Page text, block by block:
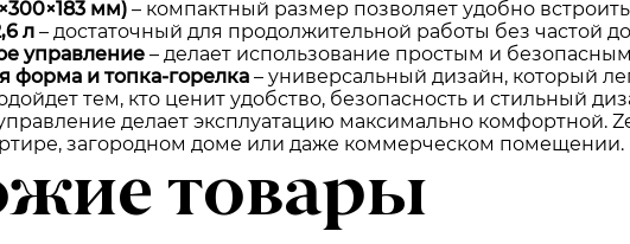
мм) – компактный размер позволяет удобно
л – достаточный для продолжительной работы без частой
управление – делает использование простым и
форма и топка-горелка – универсальный дизайн, который
тем, кто ценит удобство, безопасность и стильный
делает эксплуатацию максимально комфортной.
загородном доме или даже коммерческом помещении.
товары